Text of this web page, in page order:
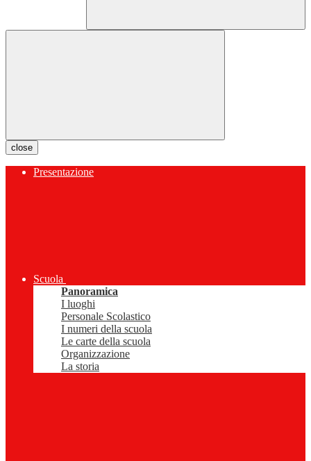
close
Presentazione
Scuola
Panoramica
I luoghi
Personale Scolastico
I numeri della scuola
Le carte della scuola
Organizzazione
La storia